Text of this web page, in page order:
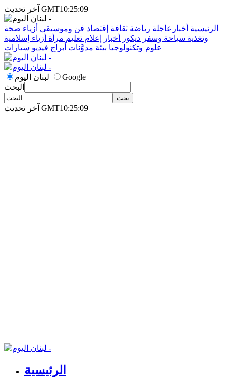
آخر تحديث GMT10:25:09
الرئيسية أخبارعاجلة رياضة ثقافة إقتصاد فن وموسيقى أزياء صحة
وتغذية سياحة وسفر ديكور أخبار إعلام تعليم مرأة أزياء إسلامية
علوم وتكنولوجيا بيئة مدوَّنات أبراج فيديو سيارات
لبنان اليوم
Google
البحث
آخر تحديث GMT10:25:09
الرئيسية